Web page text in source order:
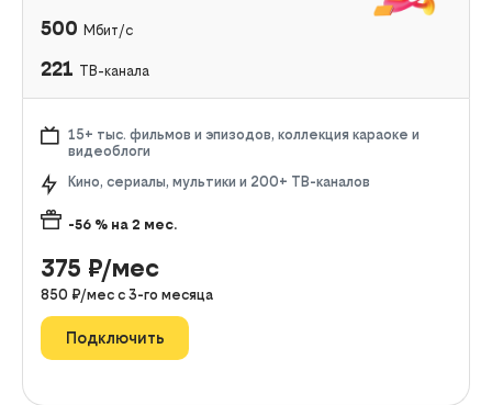
500 Мбит/с
221 ТВ-канала
15+ тыс. фильмов и эпизодов, коллекция караоке и
видеоблоги
Кино, сериалы, мультики и 200+ ТВ-каналов
-56 % на 2 мес.
375 ₽/мес
850 ₽/мес с 3-го месяца
Подключить